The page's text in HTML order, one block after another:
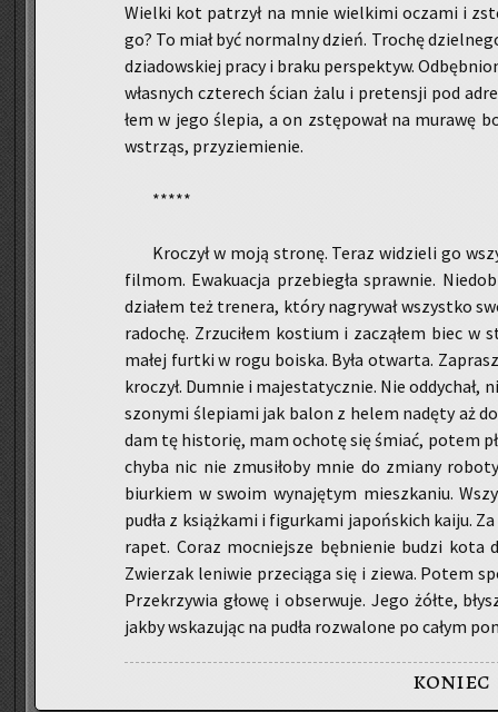
Wiel­ki kot pa­trzył na mnie wiel­ki­mi ocza­mi i
go? To miał być nor­mal­ny dzień. Tro­chę
dzia­dow­skiej pracy i braku per­spek­tyw.
wła­snych czte­rech ścian żalu i pre­ten­sji pod
łem w jego śle­pia, a on zstę­po­wał na mu­ra­wę
wstrząs, przy­zie­mie­nie.
*****
Kro­czył w moją stro­nę. Teraz wi­dzie­li go
fil­mom. Ewa­ku­acja prze­bie­gła spraw­nie.
dzia­łem też tre­ne­ra, który na­gry­wał wszyst­ko
ra­do­chę. Zrzu­ci­łem ko­stium i za­czą­łem biec w
małej furt­ki w rogu bo­iska. Była otwar­ta.
kro­czył. Dum­nie i ma­je­sta­tycz­nie. Nie od­dy­chał,
szo­ny­mi śle­pia­mi jak balon z helem na­dę­ty aż
dam tę hi­sto­rię, mam ocho­tę się śmiać, potem
chyba nic nie zmu­si­ło­by mnie do zmia­ny
biur­kiem w swoim wy­na­ję­tym miesz­ka­niu.
pudła z książ­ka­mi i fi­gur­ka­mi ja­poń­skich kaiju.
ra­pet. Coraz moc­niej­sze bęb­nie­nie budzi kota
Zwie­rzak le­ni­wie prze­cią­ga się i ziewa. Potem
Prze­krzy­wia głowę i ob­ser­wu­je. Jego żółte,
jakby wska­zu­jąc na pudła roz­wa­lo­ne po całym
koniec